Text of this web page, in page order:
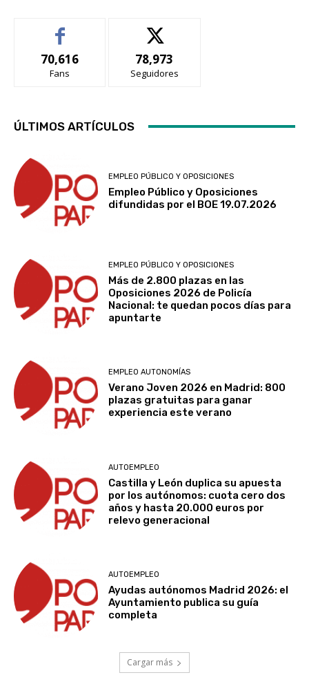
70,616
Fans
78,973
Seguidores
ÚLTIMOS ARTÍCULOS
EMPLEO PÚBLICO Y OPOSICIONES
Empleo Público y Oposiciones
difundidas por el BOE 19.07.2026
EMPLEO PÚBLICO Y OPOSICIONES
Más de 2.800 plazas en las
Oposiciones 2026 de Policía
Nacional: te quedan pocos días para
apuntarte
EMPLEO AUTONOMÍAS
Verano Joven 2026 en Madrid: 800
plazas gratuitas para ganar
experiencia este verano
AUTOEMPLEO
Castilla y León duplica su apuesta
por los autónomos: cuota cero dos
años y hasta 20.000 euros por
relevo generacional
AUTOEMPLEO
Ayudas autónomos Madrid 2026: el
Ayuntamiento publica su guía
completa
Cargar más